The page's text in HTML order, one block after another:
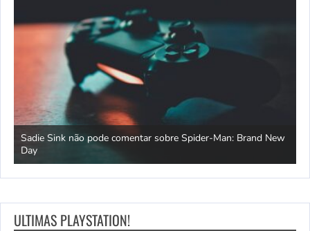
Sadie Sink não pode comentar sobre Spider-Man: Brand New
Day
ULTIMAS PLAYSTATION!